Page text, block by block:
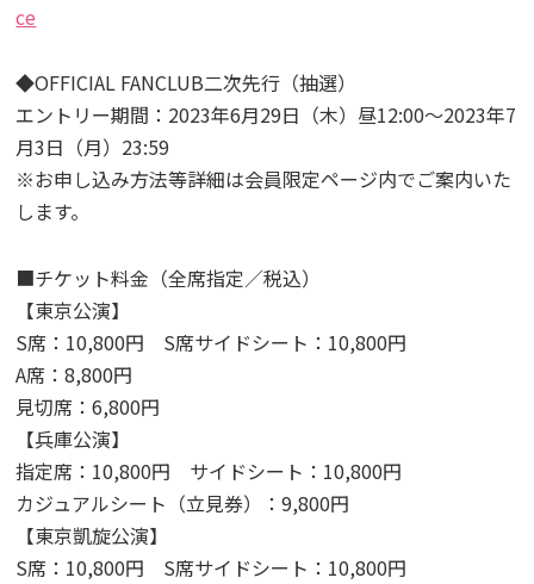
ce
◆OFFICIAL FANCLUB二次先行（抽選）
エントリー期間：2023年6月29日（木）昼12:00～2023年7
月3日（月）23:59
※お申し込み方法等詳細は会員限定ページ内でご案内いた
します。
■チケット料金（全席指定／税込）
【東京公演】
S席：10,800円 S席サイドシート：10,800円
A席：8,800円
見切席：6,800円
【兵庫公演】
指定席：10,800円 サイドシート：10,800円
カジュアルシート（立見券）：9,800円
【東京凱旋公演】
S席：10,800円 S席サイドシート：10,800円